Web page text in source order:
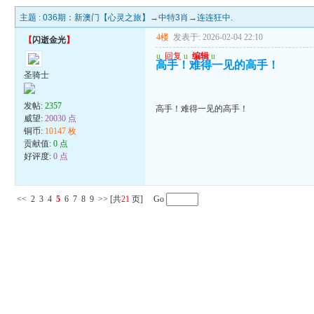
主题 :036期：新澳门【心灵之旅】→中特3肖→连连狂中.
【闪逝金光】
圣骑士
发帖:2357
威望:20030 点
铜币: 10147 枚
贡献值:0 点
好评度:0 点
4楼 发表于: 2026-02-04 22:10
u 回复 u 编辑 u
高手！难得一见的高手！
高手！难得一见的高手！
<< 2 3 4 5 6 7 8 9 >> [共21 页] Go